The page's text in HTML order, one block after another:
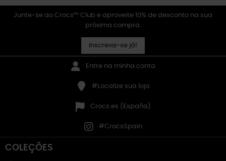
Junte-se ao Crocs™ Club e aproveite 10% de desconto na sua
próxima compra.
Inscreva-se já!
Entre na minha conta
#Localize sua loja
Crocs.es (España)
#CrocsSpain
COLEÇÕES